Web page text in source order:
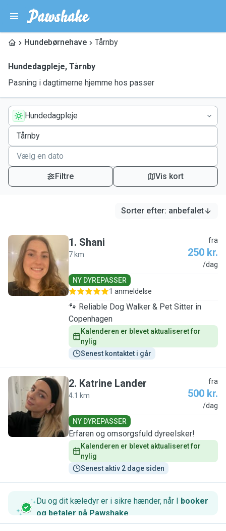
Hundebørnehave Tårnby
Hundedagpleje, Tårnby
Pasning i dagtimerne hjemme hos passer
Hundedagpleje
Filtre Vis kort
Sorter efter: anbefalet
S
1. Shani
7 km
fra
250 kr.
/dag
NY DYREPASSER
1 anmeldelse
🐾 Reliable Dog Walker & Pet Sitter in
Copenhagen
Kalenderen er blevet aktualiseret for
nylig
Senest kontaktet i går
K
2. Katrine Lander
4.1 km
fra
500 kr.
/dag
NY DYREPASSER
Erfaren og omsorgsfuld dyreelsker!
Kalenderen er blevet aktualiseret for
nylig
Senest aktiv 2 dage siden
Du og dit kæledyr er i sikre hænder, når I booker
og betaler på Pawshake.